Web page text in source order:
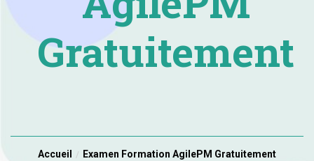
Gratuitement
Accueil Examen Formation AgilePM Gratuitement